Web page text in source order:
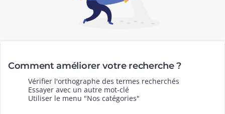
Comment améliorer votre recherche ?
Vérifier l'orthographe des termes recherchés
Essayer avec un autre mot-clé
Utiliser le menu "Nos catégories"